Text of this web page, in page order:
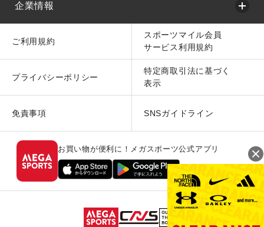
企業情報
ご利用規約
スポーツマイル会員
サービス利用規約
プライバシーポリシー
特定商取引法に基づく
表示
免責事項 SNSガイドライン
お買い物が便利に！メガスポーツ公式アプリ